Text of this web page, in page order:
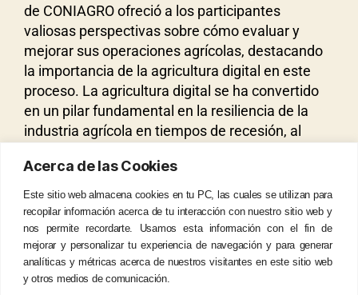
Acerca de las Cookies
Este sitio web almacena cookies en tu PC, las cuales se utilizan para
recopilar información acerca de tu interacción con nuestro sitio web y
nos permite recordarte. Usamos esta información con el fin de
mejorar y personalizar tu experiencia de navegación y para generar
analíticas y métricas acerca de nuestros visitantes en este sitio web
y otros medios de comunicación.
de CONIAGRO ofreció a los participantes
valiosas perspectivas sobre cómo evaluar y
mejorar sus operaciones agrícolas, destacando
la importancia de la agricultura digital en este
proceso. La agricultura digital se ha convertido
en un pilar fundamental en la resiliencia de la
industria agrícola en tiempos de recesión, al
informadas y eficientes, reducir costos y
aumentar la productividad.
La colaboración entre BCTS Consulting,AGRIVIy
Exactus ERPen Agriexpo 2023 resaltó la sinergia
entre las diferentes soluciones y servicios que
BCTS Consulting ofrece. Al integrar software de